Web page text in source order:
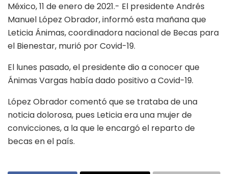
México, 11 de enero de 2021.- El presidente Andrés
Manuel López Obrador, informó esta mañana que
Leticia Ánimas, coordinadora nacional de Becas para
el Bienestar, murió por Covid-19.
El lunes pasado, el presidente dio a conocer que
Ánimas Vargas había dado positivo a Covid-19.
López Obrador comentó que se trataba de una
noticia dolorosa, pues Leticia era una mujer de
convicciones, a la que le encargó el reparto de
becas en el país.